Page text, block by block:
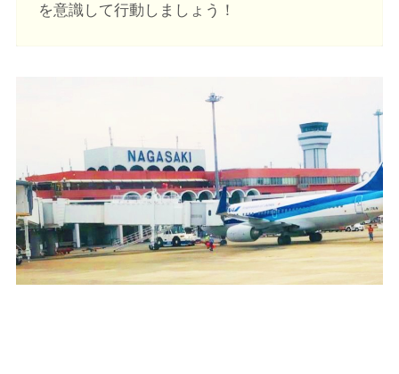
を意識して行動しましょう！